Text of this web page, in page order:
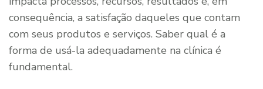
consequência, a satisfação daqueles que contam
com seus produtos e serviços. Saber qual é a
forma de usá-la adequadamente na clínica é
fundamental.